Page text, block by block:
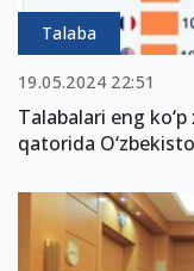
Talaba
19.05.2024 22:51
Talabalari eng
qatorida